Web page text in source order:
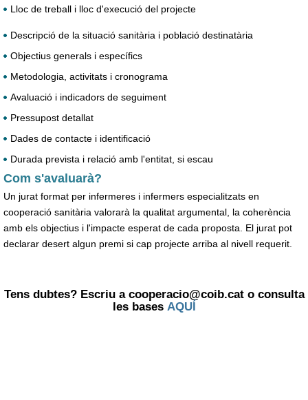
Lloc de treball i lloc d'execució del projecte
Descripció de la situació sanitària i població destinatària
Objectius generals i específics
Metodologia, activitats i cronograma
Avaluació i indicadors de seguiment
Pressupost detallat
Dades de contacte i identificació
Durada prevista i relació amb l'entitat, si escau
Com s'avaluarà?
Un jurat format per infermeres i infermers especialitzats en
cooperació sanitària valorarà la qualitat argumental, la coherència
amb els objectius i l'impacte esperat de cada proposta. El jurat pot
declarar desert algun premi si cap projecte arriba al nivell requerit.
Tens dubtes? Escriu a cooperacio@coib.cat o consulta
les bases AQUÍ